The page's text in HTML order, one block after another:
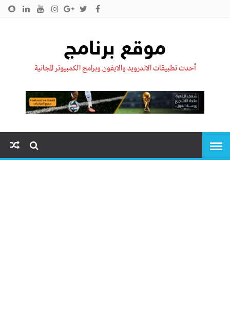
موقع برنامج
أحدث تطبيقات الاندرويد والايفون وبرامج الكمبيوتر المجانية